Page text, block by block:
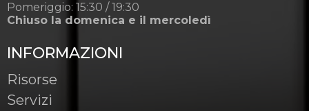
Pomeriggio: 15:30 / 19:30
Chiuso la domenica e il mercoledì
INFORMAZIONI
Risorse
Servizi